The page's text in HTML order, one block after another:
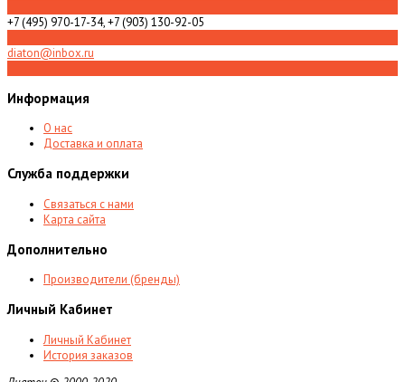
+7 (495) 970-17-34, +7 (903) 130-92-05
diaton@inbox.ru
Информация
О нас
Доставка и оплата
Служба поддержки
Связаться с нами
Карта сайта
Дополнительно
Производители (бренды)
Личный Кабинет
Личный Кабинет
История заказов